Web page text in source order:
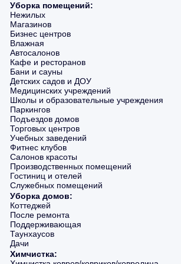
Уборка помещений:
Нежилых
Магазинов
Бизнес центров
Влажная
Автосалонов
Кафе и ресторанов
Бани и сауны
Детских садов и ДОУ
Медицинских учреждений
Школы и образовательные учреждения
Паркингов
Подъездов домов
Торговых центров
Учебных заведений
Фитнес клубов
Салонов красоты
Производственных помещений
Гостиниц и отелей
Служебных помещений
Уборка домов:
Коттеджей
После ремонта
Поддерживающая
Таунхаусов
Дачи
Химчистка: